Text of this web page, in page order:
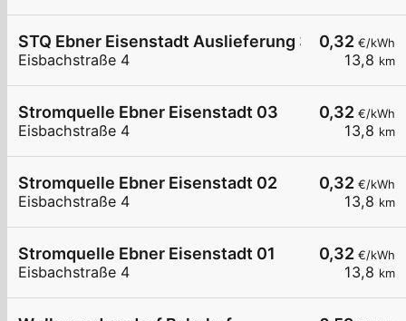
0,32 €/kWh
13,8 km
STQ Ebner Eisenstadt Auslieferung 3
Eisbachstraße 4
0,32 €/kWh
13,8 km
Stromquelle Ebner Eisenstadt 03
Eisbachstraße 4
0,32 €/kWh
13,8 km
Stromquelle Ebner Eisenstadt 02
Eisbachstraße 4
0,32 €/kWh
13,8 km
Stromquelle Ebner Eisenstadt 01
Eisbachstraße 4